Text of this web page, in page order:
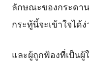
ลักษณะของกระดา
กระทู้นี้จะเข้าใจได้
และผู้ถูกฟ้องที่เป็นผู้